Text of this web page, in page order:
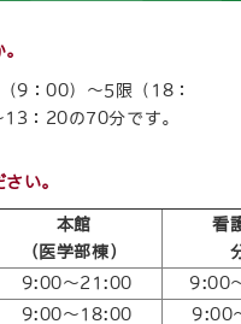
9：00）～5限（18：
：20の70分です。
い。
本館
（医学部棟）
看
9:00～21:00
9:00
9:00～18:00
9:00